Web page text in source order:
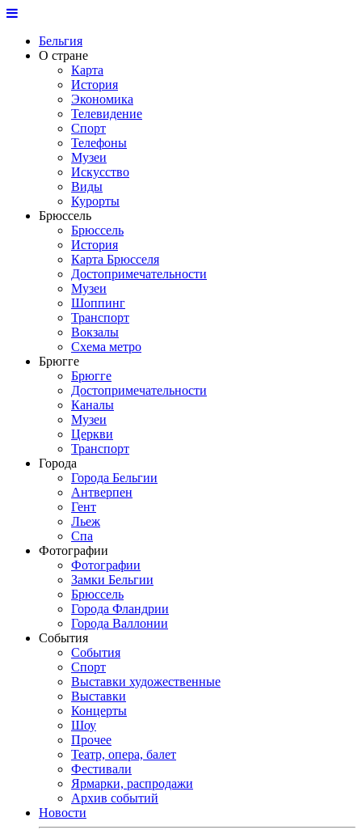
Бельгия
О стране
Карта
История
Экономика
Телевидение
Спорт
Телефоны
Музеи
Искусство
Виды
Курорты
Брюссель
Брюссель
История
Карта Брюсселя
Достопримечательности
Музеи
Шоппинг
Транспорт
Вокзалы
Схема метро
Брюгге
Брюгге
Достопримечательности
Каналы
Музеи
Церкви
Транспорт
Города
Города Бельгии
Антверпен
Гент
Льеж
Спа
Фотографии
Фотографии
Замки Бельгии
Брюссель
Города Фландрии
Города Валлонии
События
События
Спорт
Выставки художественные
Выставки
Концерты
Шоу
Прочее
Театр, опера, балет
Фестивали
Ярмарки, распродажи
Архив событий
Новости